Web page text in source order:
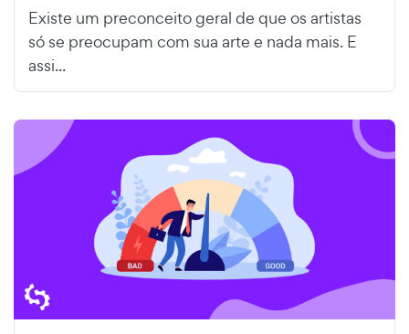
Existe um preconceito geral de que os artistas
só se preocupam com sua arte e nada mais. E
assi...